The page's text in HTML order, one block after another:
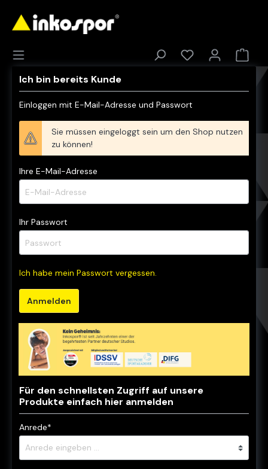
Ich bin bereits Kunde
Einloggen mit E-Mail-Adresse und Passwort
Sie müssen eingeloggt sein um den Shop nutzen
zu können!
Ihre E-Mail-Adresse
Ihr Passwort
Ich habe mein Passwort vergessen.
Anmelden
Für den schnellsten Zugriff auf unsere
Produkte einfach hier anmelden
Anrede*